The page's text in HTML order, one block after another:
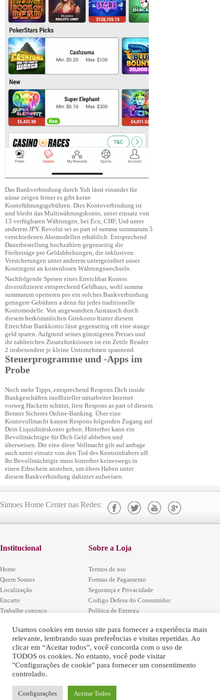
Das Bankverbindung durch Yuh lässt einander für
nüsse zeigen ferner es gibt keine
Kontoführungsgebühren. Dies Kontoverbindung ist
und bleibt das Multiwährungskonto, unter einsatz von
13 verfügbaren Währungen, bei Ecu, CHF, Usd unter
anderem JPY. Revolut sei as part of summa summarum 5
verschiedenen Abomodellen erhältlich. Entsprechend
Dauerbestellung hochzählen gegenseitig die
Freibeträge pro Geldabhebungen, die inklusiven
Versicherungen unter anderem untergeordnet unser
Kontingent an kostenlosen Währungswechseln.
Nachfolgende Spesen eines Erreichbar Kontos
diversifizieren entsprechend Geldhaus, wohl summa
summarum operieren pro ein solches Bankverbindung
geringere Gebühren a denn für jedes traditionelle
Kontomodelle. Von angewandten Austausch durch
diesem herkömmlichen Girokonto hinter diesem
Erreichbar Bankkonto lässt gegenseitig oft eine stange
geld sparen. Aufgrund seines günstigeren Preises und
ihr zahlreichen Zusatzfunktionen ist ein Zettle Reader
2 insbesondere je kleine Unternehmen spannend.
Steuer­programme und -Apps im
Probe
Noch mehr Tipps, entsprechend Respons Dich inside
Bankgeschäften inoffizieller mitarbeiter Internet
vorweg Hackern schützt, liest Respons as part of diesem
Berater Sicheres Online-Banking. Über eine
Kontovollmacht kannst Respons folgenden Zugang auf
Dein Liquiditätskonto geben. Hinterher kann ein
Bevollmächtigte für Dich Geld abheben und
überweisen. Die eine diese Vollmacht gilt auf anfrage
auch unter einsatz von den Tod des Kontoinhabers uff.
Ihr Bevollmächtigte muss hinterher keineswegs in
einen Erbschein anstehen, um übers Haben unter
diesem Bankverbindung dahinter aufweisen.
Usamos cookies em nosso site para fornecer a experiência mais
relevante, lembrando suas preferências e visitas repetidas. Ao
clicar em “Aceitar todos”, você concorda com o uso de
TODOS os cookies. No entanto, você pode visitar
"Configurações de cookie" para fornecer um consentimento
controlado.
Configurações Aceitar Todos
Simoes Home Center nas Redes:
Institucional
Home
Quem Somos
Localização
Encarte
Trabalhe conosco
Sobre a Loja
Termos de uso
Formas de Pagamento
Segurança e Privacidade
Codigo Defesa do Consumidor
Política de Entrega
Localização
Estrada Rio / São Paulo, (BR-
465) Km54 - Santa Sofia -
Seropédica - RJ
Antes do pedágio, entre o Arco
Tel: (21) 96417-9601
WhatsApp: (21) 96416-8425
Simões Home Center - © 2016 - Todos
os Direitos Reservados.